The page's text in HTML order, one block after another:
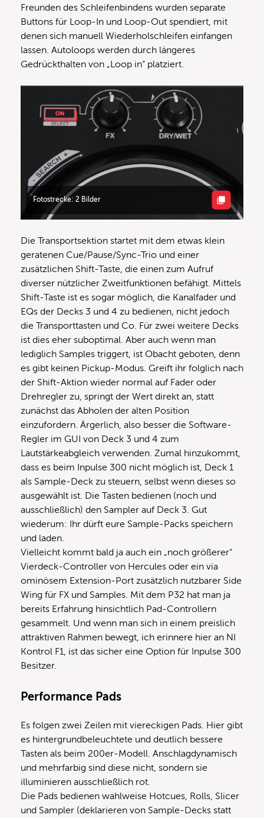
Freunden des Schleifenbindens wurden separate
Buttons für Loop-In und Loop-Out spendiert, mit
denen sich manuell Wiederholschleifen einfangen
lassen. Autoloops werden durch längeres
Gedrückthalten von „Loop in“ platziert.
Fotostrecke: 2 Bilder
Die Transportsektion startet mit dem etwas klein
geratenen Cue/Pause/Sync-Trio und einer
zusätzlichen Shift-Taste, die einen zum Aufruf
diverser nützlicher Zweitfunktionen befähigt. Mittels
Shift-Taste ist es sogar möglich, die Kanalfader und
EQs der Decks 3 und 4 zu bedienen, nicht jedoch
die Transporttasten und Co. Für zwei weitere Decks
ist dies eher suboptimal. Aber auch wenn man
lediglich Samples triggert, ist Obacht geboten, denn
es gibt keinen Pickup-Modus. Greift ihr folglich nach
der Shift-Aktion wieder normal auf Fader oder
Drehregler zu, springt der Wert direkt an, statt
zunächst das Abholen der alten Position
einzufordern. Ärgerlich, also besser die Software-
Regler im GUI von Deck 3 und 4 zum
Lautstärkeabgleich verwenden. Zumal hinzukommt,
dass es beim Inpulse 300 nicht möglich ist, Deck 1
als Sample-Deck zu steuern, selbst wenn dieses so
ausgewählt ist. Die Tasten bedienen (noch und
ausschließlich) den Sampler auf Deck 3. Gut
wiederum: Ihr dürft eure Sample-Packs speichern
und laden.
Vielleicht kommt bald ja auch ein „noch größerer“
Vierdeck-Controller von Hercules oder ein via
ominösem Extension-Port zusätzlich nutzbarer Side
Wing für FX und Samples. Mit dem P32 hat man ja
bereits Erfahrung hinsichtlich Pad-Controllern
gesammelt. Und wenn man sich in einem preislich
attraktiven Rahmen bewegt, ich erinnere hier an NI
Kontrol F1, ist das sicher eine Option für Inpulse 300
Besitzer.
Performance Pads
Es folgen zwei Zeilen mit viereckigen Pads. Hier gibt
es hintergrundbeleuchtete und deutlich bessere
Tasten als beim 200er-Modell. Anschlagdynamisch
und mehrfarbig sind diese nicht, sondern sie
illuminieren ausschließlich rot.
Die Pads bedienen wahlweise Hotcues, Rolls, Slicer
und Sampler (deklarieren von Sample-Decks statt